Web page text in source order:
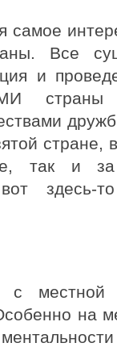
самое
Все
и
стране,
так и
вот здесь-
местной
на